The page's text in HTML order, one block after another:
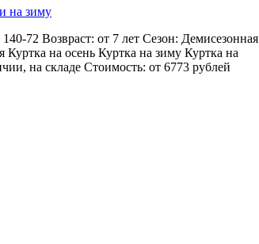
на зиму
72 Возвраст: от 7 лет Сезон: Демисезонная
Куртка на осень Куртка на зиму Куртка на
на складе Стоимость: от 6773 рублей